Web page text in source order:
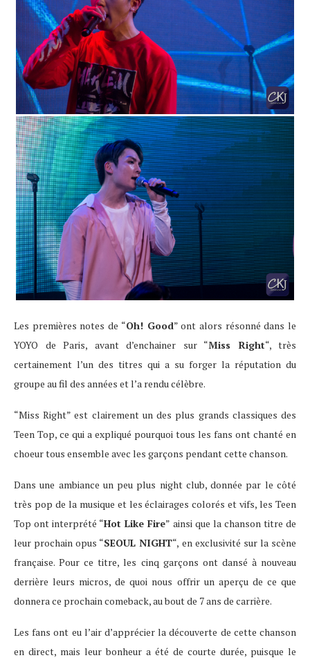
Les premières notes de “Oh! Good” ont alors résonné dans le
YOYO de Paris, avant d’enchainer sur “Miss Right“, très
certainement l’un des titres qui a su forger la réputation du
groupe au fil des années et l’a rendu célèbre.
“Miss Right” est clairement un des plus grands classiques des
Teen Top, ce qui a expliqué pourquoi tous les fans ont chanté en
choeur tous ensemble avec les garçons pendant cette chanson.
Dans une ambiance un peu plus night club, donnée par le côté
très pop de la musique et les éclairages colorés et vifs, les Teen
Top ont interprété “Hot Like Fire” ainsi que la chanson titre de
leur prochain opus “SEOUL NIGHT“, en exclusivité sur la scène
française. Pour ce titre, les cinq garçons ont dansé à nouveau
derrière leurs micros, de quoi nous offrir un aperçu de ce que
donnera ce prochain comeback, au bout de 7 ans de carrière.
Les fans ont eu l’air d’apprécier la découverte de cette chanson
en direct, mais leur bonheur a été de courte durée, puisque le